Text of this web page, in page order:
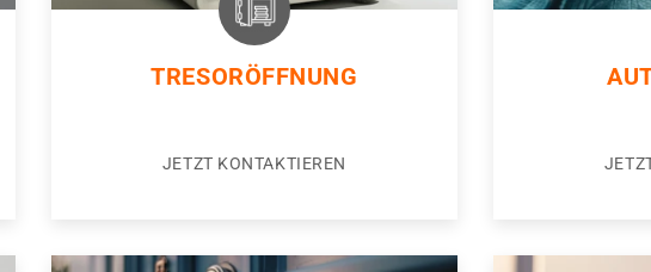
TRESORÖFFNUNG
JETZT KONTAKTIEREN